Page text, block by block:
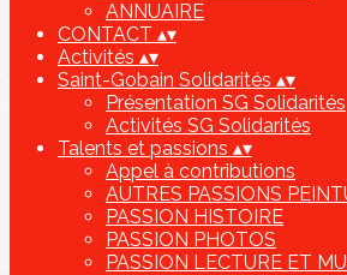
ANNUAIRE
CONTACT ▴▾
Activités ▴▾
Saint-Gobain Solidarités ▴▾
Présentation SG Solidarités
Activités SG Solidarités
Talents et passions ▴▾
Appel à contributions
AUTRES PASSIONS
PASSION HISTOIRE
PASSION PHOTOS
PASSION LECTURE ET